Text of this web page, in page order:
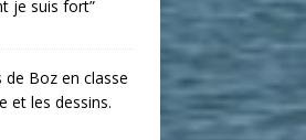
je suis fort”
de Boz en classe
et les dessins.